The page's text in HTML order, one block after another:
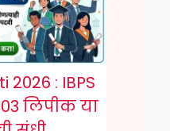
2026 : IBPS
लिपीक या